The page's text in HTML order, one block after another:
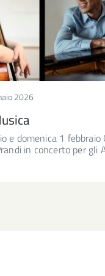
2026
e domenica 1 febbraio
in concerto per gli